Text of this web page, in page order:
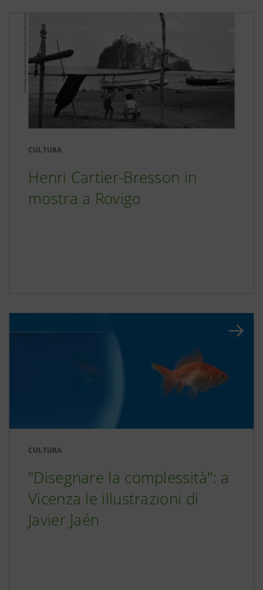
CULTURA
Henri Cartier-Bresson in
mostra a Rovigo
CULTURA
"Disegnare la complessità": a
Vicenza le illustrazioni di
Javier Jaén